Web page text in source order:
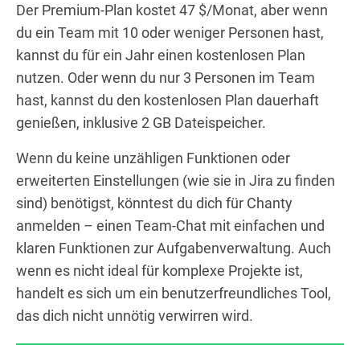
Der Premium-Plan kostet 47 $/Monat, aber wenn
du ein Team mit 10 oder weniger Personen hast,
kannst du für ein Jahr einen kostenlosen Plan
nutzen. Oder wenn du nur 3 Personen im Team
hast, kannst du den kostenlosen Plan dauerhaft
genießen, inklusive 2 GB Dateispeicher.
Wenn du keine unzähligen Funktionen oder
erweiterten Einstellungen (wie sie in Jira zu finden
sind) benötigst, könntest du dich für Chanty
anmelden – einen Team-Chat mit einfachen und
klaren Funktionen zur Aufgabenverwaltung. Auch
wenn es nicht ideal für komplexe Projekte ist,
handelt es sich um ein benutzerfreundliches Tool,
das dich nicht unnötig verwirren wird.